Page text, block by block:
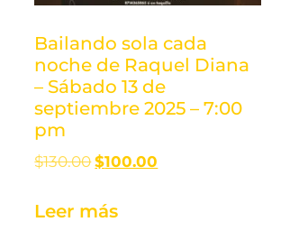
Bailando sola cada
noche de Raquel Diana
– Sábado 13 de
septiembre 2025 – 7:00
pm
$130.00$100.00
Leer más